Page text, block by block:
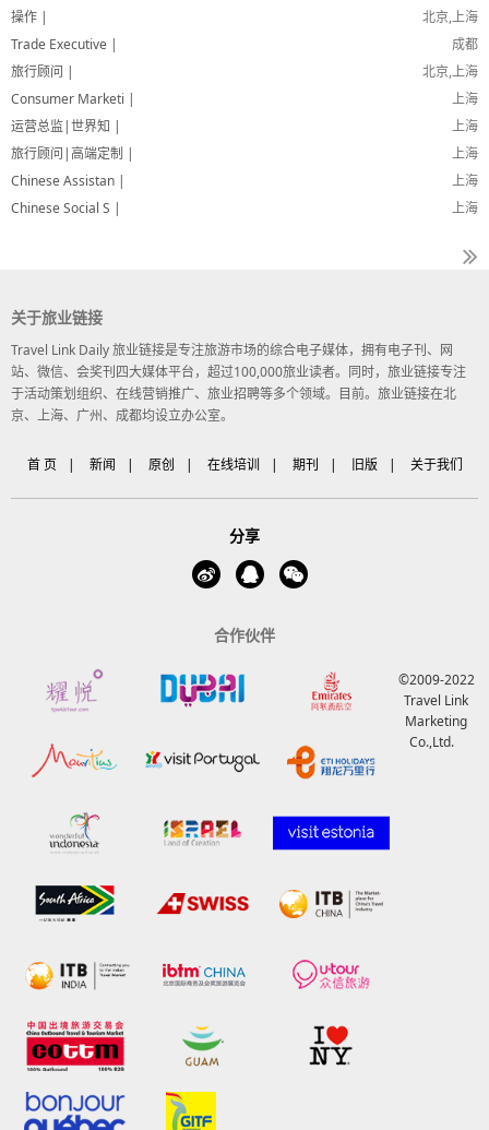
北京,上海
操作 |
成都
Trade Executive |
北京,上海
旅行顾问 |
上海
Consumer Marketi |
上海
运营总监|世界知 |
上海
旅行顾问|高端定制 |
上海
Chinese Assistan |
上海
Chinese Social S |
关于旅业链接
Travel Link Daily 旅业链接是专注旅游市场的综合电子媒体，拥有电子刊、网
站、微信、会奖刊四大媒体平台，超过100,000旅业读者。同时，旅业链接专注
于活动策划组织、在线营销推广、旅业招聘等多个领域。目前。旅业链接在北
京、上海、广州、成都均设立办公室。
首 页 | 新闻 | 原创 | 在线培训 | 期刊 | 旧版 | 关于我们
分享
合作伙伴
©2009-2022
Travel Link
Marketing
Co.,Ltd.